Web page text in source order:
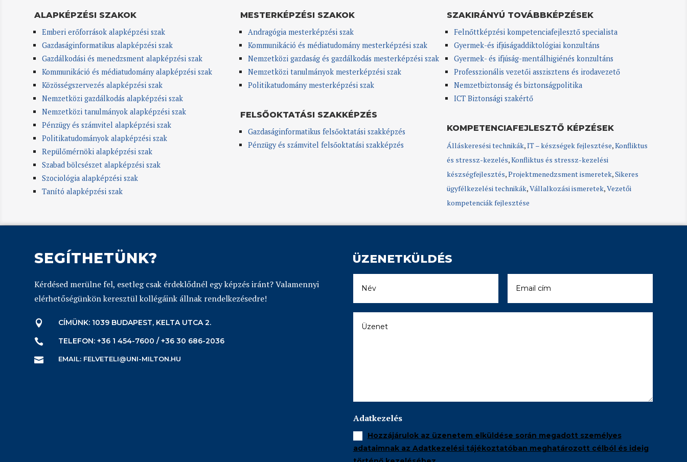
ALAPKÉPZÉSI SZAKOK
Emberi erőforrások alapképzési szak
Gazdaságinformatikus alapképzési szak
Gazdálkodási és menedzsment alapképzési szak
Kommunikáció és médiatudomány alapképzési szak
Közösségszervezés alapképzési szak
Nemzetközi gazdálkodás alapképzési szak
Nemzetközi tanulmányok alapképzési szak
Pénzügy és számvitel alapképzési szak
Politikatudományok alapképzési szak
Repülőmérnöki alapképzési szak
Szabad bölcsészet alapképzési szak
Szociológia alapképzési szak
Tanító alapképzési szak
MESTERKÉPZÉSI SZAKOK
Andragógia mesterképzési szak
Kommunikáció és médiatudomány mesterképzési szak
Nemzetközi gazdaság és gazdálkodás mesterképzési szak
Nemzetközi tanulmányok mesterképzési szak
Politikatudomány mesterképzési szak
FELSŐOKTATÁSI SZAKKÉPZÉS
Gazdaságinformatikus felsőoktatási szakképzés
Pénzügy és számvitel felsőoktatási szakképzés
SZAKIRÁNYÚ TOVÁBBKÉPZÉSEK
Felnőttképzési kompetenciafejlesztő specialista
Gyermek-és ifjúságaddiktológiai konzultáns
Gyermek- és ifjúság-mentálhigiénés konzultáns
Professzionális vezetői asszisztens és irodavezető
Nemzetbiztonság és biztonságpolitika
ICT Biztonsági szakértő
KOMPETENCIAFEJLESZTŐ KÉPZÉSEK
Álláskeresési technikák,IT – készségek fejlesztése,Konfliktus
és stressz-kezelés,Konfliktus és stressz-kezelési
készségfejlesztés,Projektmenedzsment ismeretek,Sikeres
ügyfélkezelési technikák,Vállalkozási ismeretek,Vezetői
kompetenciák fejlesztése
SEGÍTHETÜNK?
Kérdésed merülne fel, esetleg csak érdeklődnél egy képzés iránt? Valamennyi
elérhetőségünkön keresztül kollégáink állnak rendelkezésedre!
 CÍMÜNK: 1039 BUDAPEST, KELTA UTCA 2.
 TELEFON: +36 1 454-7600 / +36 30 686-2036
 EMAIL: FELVETELI@UNI-MILTON.HU
ÜZENETKÜLDÉS
Adatkezelés
Hozzájárulok az üzenetem elküldése során megadott személyes
adataimnak az Adatkezelési tájékoztatóban meghatározott célból és ideig